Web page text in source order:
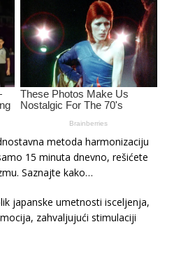
metoda harmonizaciju
15 minuta dnevno, rešićete
Saznajte kako…
japanske umetnosti isceljenja,
zahvaljujući stimulaciji